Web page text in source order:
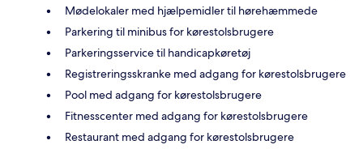
Mødelokaler med hjælpemidler til hørehæmmede
Parkering til minibus for kørestolsbrugere
Parkeringsservice til handicapkøretøj
Registreringsskranke med adgang for kørestolsbrugere
Pool med adgang for kørestolsbrugere
Fitnesscenter med adgang for kørestolsbrugere
Restaurant med adgang for kørestolsbrugere